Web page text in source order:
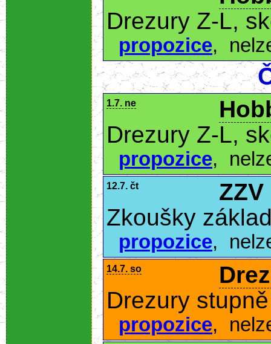
Drezury Z-L,
propozice,
1.7. ne
Drezury Z-L,
propozice,
12.7. čt
ZZV
Zkoušky
propozice,
14.7. so
Drezury
propozice,